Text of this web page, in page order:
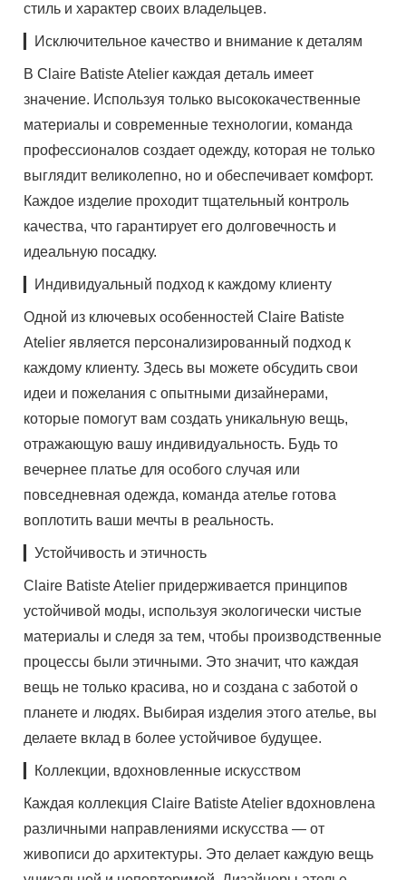
стиль и характер своих владельцев.
▎Исключительное качество и внимание к деталям
В Claire Batiste Atelier каждая деталь имеет
значение. Используя только высококачественные
материалы и современные технологии, команда
профессионалов создает одежду, которая не только
выглядит великолепно, но и обеспечивает комфорт.
Каждое изделие проходит тщательный контроль
качества, что гарантирует его долговечность и
идеальную посадку.
▎Индивидуальный подход к каждому клиенту
Одной из ключевых особенностей Claire Batiste
Atelier является персонализированный подход к
каждому клиенту. Здесь вы можете обсудить свои
идеи и пожелания с опытными дизайнерами,
которые помогут вам создать уникальную вещь,
отражающую вашу индивидуальность. Будь то
вечернее платье для особого случая или
повседневная одежда, команда ателье готова
воплотить ваши мечты в реальность.
▎Устойчивость и этичность
Claire Batiste Atelier придерживается принципов
устойчивой моды, используя экологически чистые
материалы и следя за тем, чтобы производственные
процессы были этичными. Это значит, что каждая
вещь не только красива, но и создана с заботой о
планете и людях. Выбирая изделия этого ателье, вы
делаете вклад в более устойчивое будущее.
▎Коллекции, вдохновленные искусством
Каждая коллекция Claire Batiste Atelier вдохновлена
различными направлениями искусства — от
живописи до архитектуры. Это делает каждую вещь